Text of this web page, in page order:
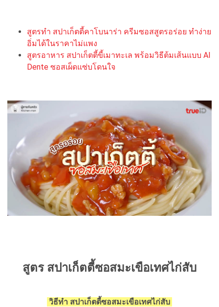
สูตรทำ สปาเก็ตตี้คาโบนาร่า ครีมซอสสูตรอร่อย ทำง่าย
อิ่มได้ในราคาไม่แพง
สูตรอาหาร สปาเก็ตตี้ขี้เมาทะเล พร้อมวิธีต้มเส้นแบบ Al
Dente ซอสเผ็ดแซ่บโดนใจ
สูตร สปาเก็ตตี้ซอสมะเขือเทศไก่สับ
วิธีทำ สปาเก็ตตี้ซอสมะเขือเทศไก่สับ